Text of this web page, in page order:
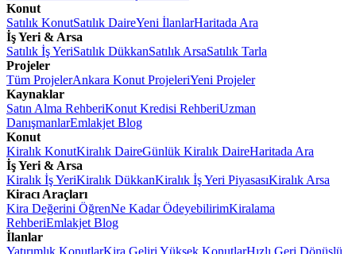
Konut
Satılık KonutSatılık DaireYeni İlanlarHaritada Ara
İş Yeri & Arsa
Satılık İş YeriSatılık DükkanSatılık ArsaSatılık Tarla
Projeler
Tüm ProjelerAnkara Konut ProjeleriYeni Projeler
Kaynaklar
Satın Alma RehberiKonut Kredisi RehberiUzman
DanışmanlarEmlakjet Blog
Konut
Kiralık KonutKiralık DaireGünlük Kiralık DaireHaritada Ara
İş Yeri & Arsa
Kiralık İş YeriKiralık DükkanKiralık İş Yeri PiyasasıKiralık Arsa
Kiracı Araçları
Kira Değerini ÖğrenNe Kadar ÖdeyebilirimKiralama
RehberiEmlakjet Blog
İlanlar
Yatırımlık KonutlarKira Geliri Yüksek KonutlarHızlı Geri Dönüşlü